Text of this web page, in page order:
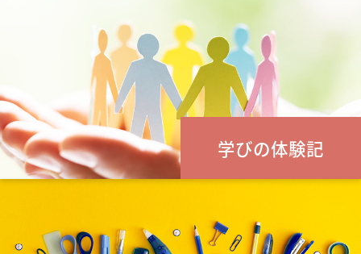
学びの体験記